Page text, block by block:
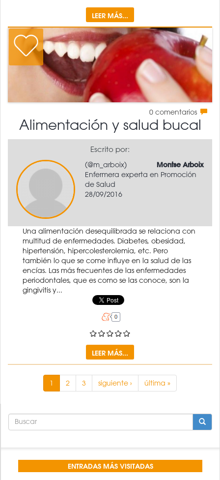
LEER MÁS...
0 comentarios
Alimentación y salud bucal
Escrito por:
Montse Arboix
(@m_arboix)
Enfermera experta en Promoción
de Salud
28/09/2016
Una alimentación desequilibrada se relaciona con
multitud de enfermedades. Diabetes, obesidad,
hipertensión, hipercolesterolemia, etc. Pero
también lo que se come influye en la salud de las
encías. Las más frecuentes de las enfermedades
periodontales, que es como se las conoce, son la
gingivitis y...
LEER MÁS...
1 2 3 siguiente › última »
FORMULARIO
DE
ENTRADAS MÁS VISITADAS